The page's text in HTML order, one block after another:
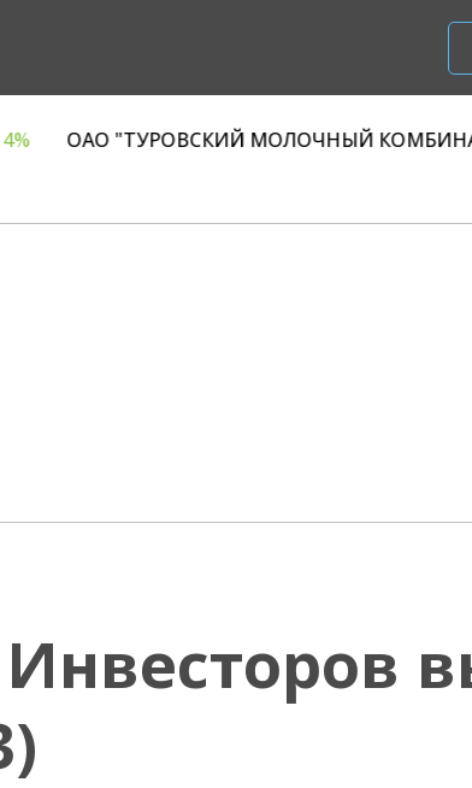
ЛИЗИНГ» 4% ОАО "ТУРОВСКИЙ